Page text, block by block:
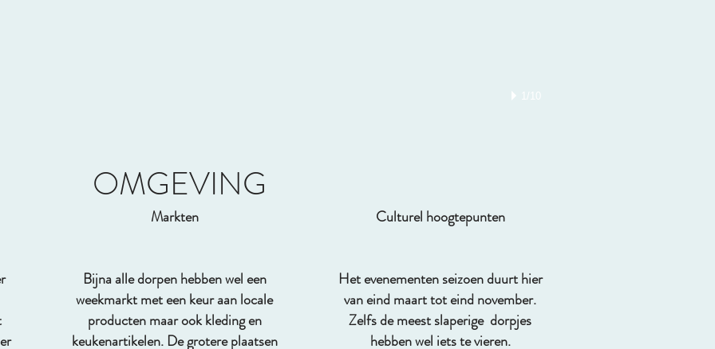
1/10
OMGEVING
Markten
Bijna alle dorpen hebben wel een
weekmarkt met een keur aan locale
producten maar ook kleding en
keukenartikelen. De grotere plaatsen
Culturel hoogtepunten
Het evenementen seizoen duurt hier
van eind maart tot eind november.
Zelfs de meest slaperige dorpjes
hebben wel iets te vieren.